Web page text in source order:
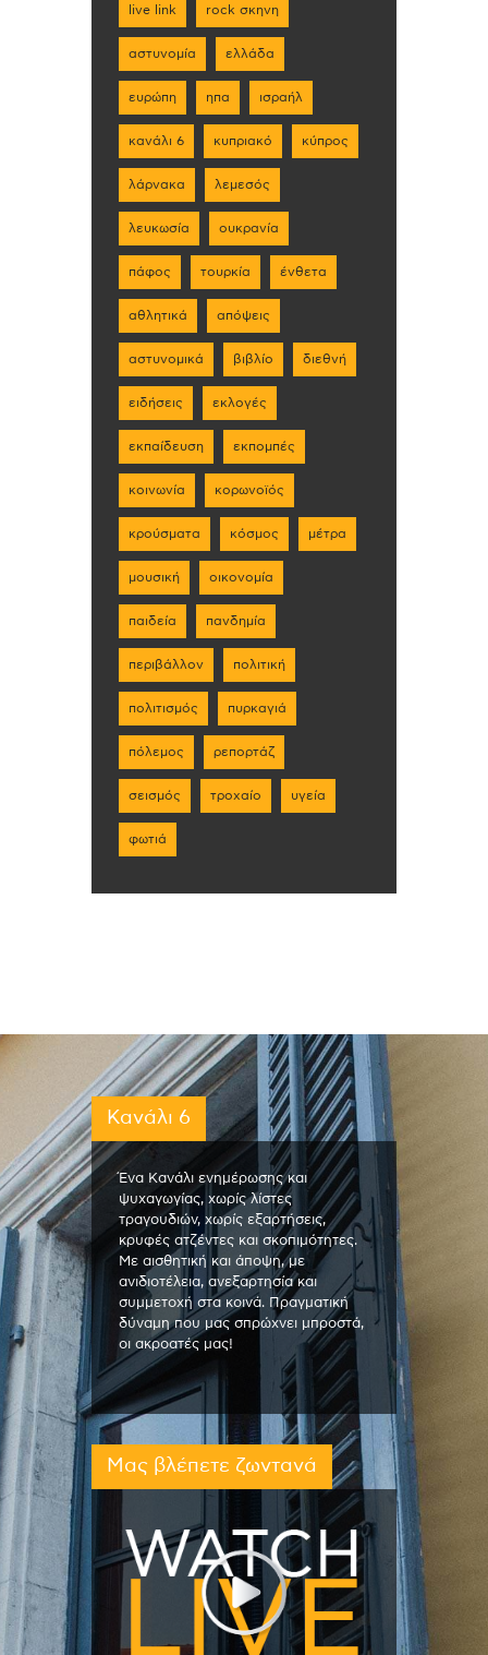
live link rock σκηνη
αστυνομία ελλάδα
ευρώπη ηπα ισραήλ
κανάλι 6 κυπριακό κύπρος
λάρνακα λεμεσός
λευκωσία ουκρανία
πάφος τουρκία ένθετα
αθλητικά απόψεις
αστυνομικά βιβλίο διεθνή
ειδήσεις εκλογές
εκπαίδευση εκπομπές
κοινωνία κορωνοϊός
κρούσματα κόσμος μέτρα
μουσική οικονομία
παιδεία πανδημία
περιβάλλον πολιτική
πολιτισμός πυρκαγιά
πόλεμος ρεπορτάζ
σεισμός τροχαίο υγεία
φωτιά
Κανάλι 6
Ένα Κανάλι ενημέρωσης και
ψυχαγωγίας, χωρίς λίστες
τραγουδιών, χωρίς εξαρτήσεις,
κρυφές ατζέντες και σκοπιμότητες.
Με αισθητική και άποψη, με
ανιδιοτέλεια, ανεξαρτησία και
συμμετοχή στα κοινά. Πραγματική
δύναμη που μας σπρώχνει μπροστά,
οι ακροατές μας!
Μας βλέπετε ζωντανά